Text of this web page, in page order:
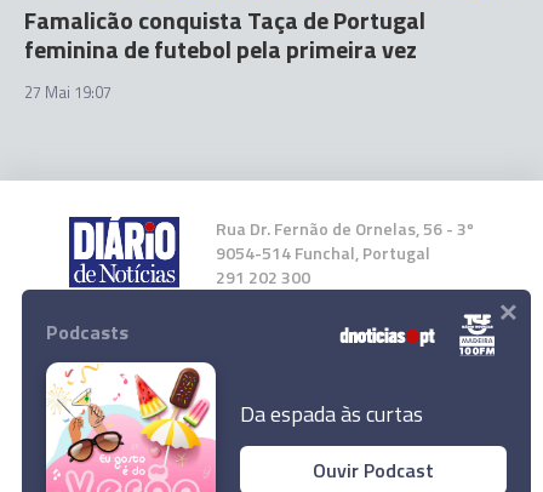
Portugal entre os cinco países da UE com as
medidas mais robustas de poupança de
Famalicão conquista Taça de Portugal
feminina de futebol pela primeira vez
27 Mai 19:07
Rua Dr. Fernão de Ornelas, 56 - 3º
9054-514 Funchal, Portugal
291 202 300
Instale a nossa App
Podcasts
Da espada às curtas
Ouvir Podcast
×